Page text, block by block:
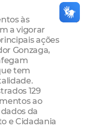
às
a vigorar
ações
Gonzaga,
tem
129
ao
da
e Cidadania